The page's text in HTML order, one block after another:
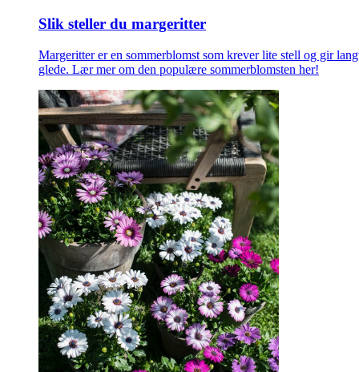
Slik steller du margeritter
Margeritter er en sommerblomst som krever lite stell og gir
glede. Lær mer om den populære sommerblomsten her!